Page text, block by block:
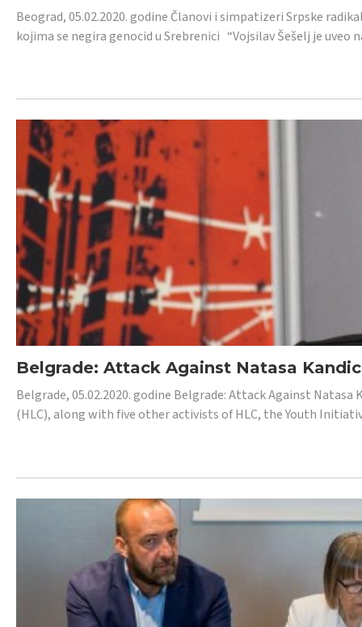
Beograd, 05.02.2020. godine Članovi i simpatizeri Srpske
kojima se negira genocid u Srebrenici “Vojsilav Šešelj je uveo
Belgrade: Attack Against Natasa
Belgrade, 05.02.2020. godine Belgrade: Attack Against
(HLC), along with five other activists of HLC, the Youth